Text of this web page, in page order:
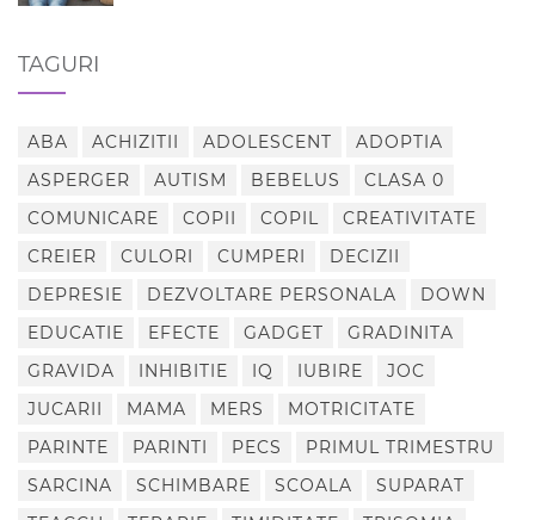
TAGURI
ABA ACHIZITII ADOLESCENT
ADOPTIA
ASPERGER
AUTISM BEBELUS
CLASA 0
COMUNICARE
COPII COPIL
CREATIVITATE
CREIER
CULORI CUMPERI
DECIZII
DEPRESIE
DEZVOLTARE PERSONALA
DOWN
EDUCATIE
EFECTE GADGET
GRADINITA
GRAVIDA
INHIBITIE IQ IUBIRE
JOC
JUCARII
MAMA MERS
MOTRICITATE
PARINTE
PARINTI PECS
PRIMUL TRIMESTRU
SARCINA
SCHIMBARE SCOALA
SUPARAT